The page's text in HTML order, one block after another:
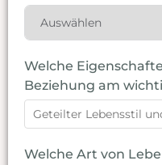
Welche
Beziehung am
Welche Art von